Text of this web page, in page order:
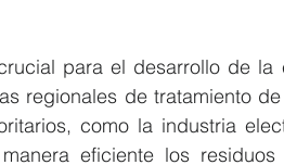
para el desarrollo de la
regionales de tratamiento
como la industria
eficiente los